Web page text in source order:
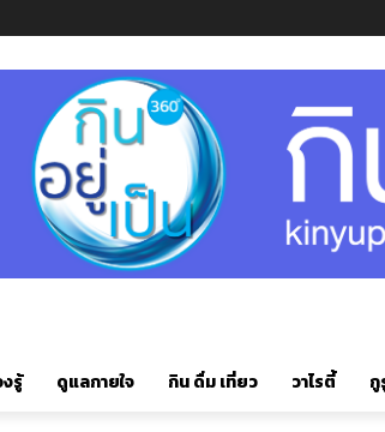
รู้ ดูแลกายใจ กิน ดื่ม เที่ยว วาไรตี้ กู